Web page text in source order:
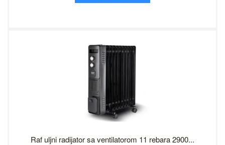
Raf uljni radijator sa ventilatorom 11 rebara 2900...